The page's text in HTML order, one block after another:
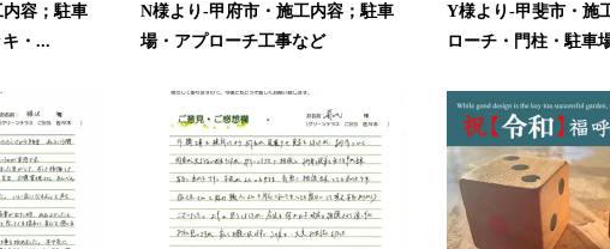
容；駐車
・...
N様より-甲府市・施工内容；駐車
場・アプローチ工事など
Y様より-甲斐市・施
ローチ・門柱・駐車